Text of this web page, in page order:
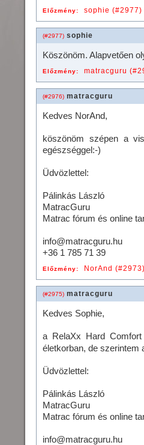
Előzmény: sophie (#2977)
(#2977) sophie
Köszönöm. Alapvetően
Előzmény: matracguru
(#2976) matracguru
Kedves NorAnd,
köszönöm szépen a
egészséggel:-)
Üdvözlettel:
Pálinkás László
MatracGuru
Matrac fórum és online
info@matracguru.hu
+36 1 785 71 39
Előzmény: NorAnd (#2973)
(#2975) matracguru
Kedves Sophie,
a RelaXx Hard
életkorban, de szerintem
Üdvözlettel:
Pálinkás László
MatracGuru
Matrac fórum és online
info@matracguru.hu